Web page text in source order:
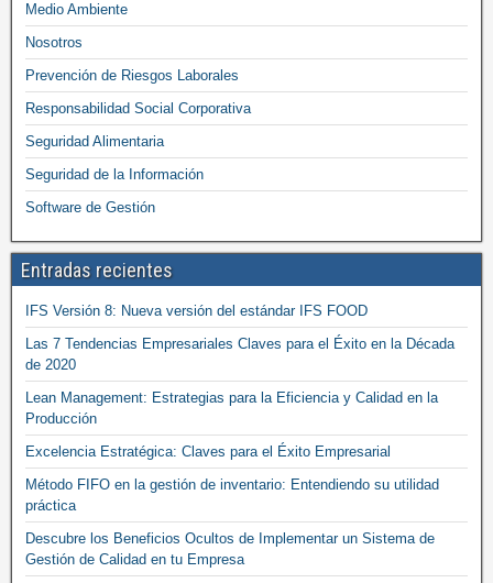
Medio Ambiente
Nosotros
Prevención de Riesgos Laborales
Responsabilidad Social Corporativa
Seguridad Alimentaria
Seguridad de la Información
Software de Gestión
Entradas recientes
IFS Versión 8: Nueva versión del estándar IFS FOOD
Las 7 Tendencias Empresariales Claves para el Éxito en la Década
de 2020
Lean Management: Estrategias para la Eficiencia y Calidad en la
Producción
Excelencia Estratégica: Claves para el Éxito Empresarial
Método FIFO en la gestión de inventario: Entendiendo su utilidad
práctica
Descubre los Beneficios Ocultos de Implementar un Sistema de
Gestión de Calidad en tu Empresa